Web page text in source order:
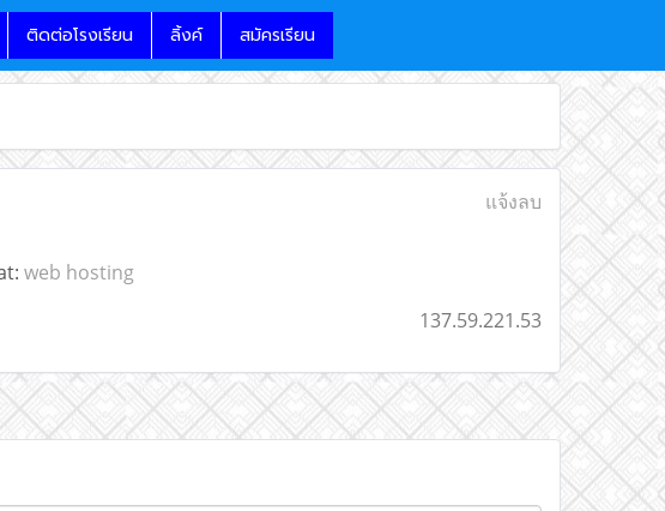
ติดต่อโรงเรียน ลิ้งค์ สมัครเรียน
แจ้งลบ
web hosting
137.59.221.53